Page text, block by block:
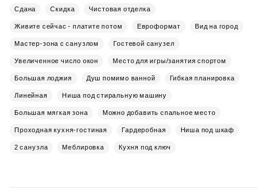
Сдана Скидка Чистовая отделка
Живите сейчас - платите потом Евроформат Вид на город
Мастер-зона с санузлом Гостевой санузел
Увеличенное число окон Место для игры/занятия спортом
Большая лоджия Душ помимо ванной Гибкая планировка
Линейная Ниша под стиральную машину
Большая мягкая зона Можно добавить спальное место
Проходная кухня-гостиная Гардеробная Ниша под шкаф
2 санузла Меблировка Кухня под ключ